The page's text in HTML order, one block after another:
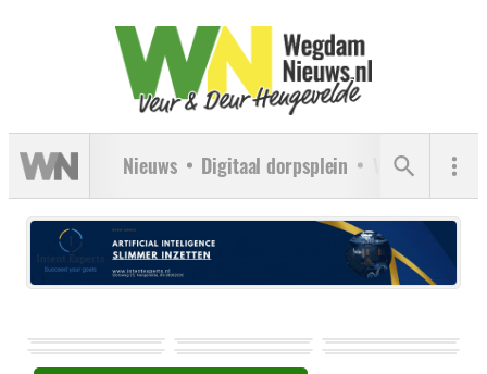
Nieuws Digitaal dorpsplein Verenigingen